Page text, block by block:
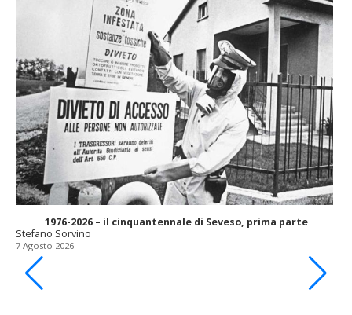
1976-2026 – il cinquantennale di Seveso, prima parte
Stefano Sorvino
7 Agosto 2026